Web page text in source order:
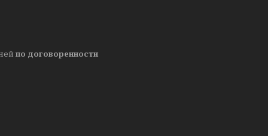
по договоренности